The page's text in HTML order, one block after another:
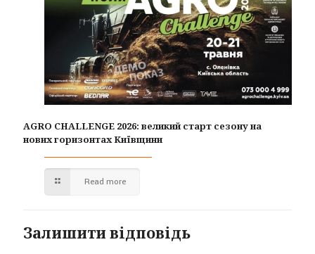
AGRO CHALLENGE 2026: великий старт сезону на
нових горизонтах Київщини
Read more
Залишити відповідь